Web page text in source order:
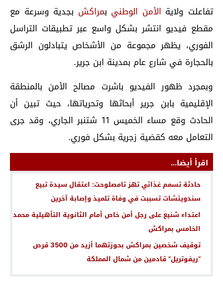
تفاعلت ولاية الأمن الوطني بمراكش بجدية وسرعة مع
مقطع فيديو انتشر بشكل واسع عبر تطبيقات التراسل
الفوري، يظهر مجموعة من الأشخاص يتبادلون الرشق
بالحجارة في شارع عام بمدينة ابن جرير.
وبمجرد ظهور الفيديو باشرت مصالح الأمن بالمنطقة
الإقليمية بابن جرير أبحاثها وتحرياتها، حيث تبين أن
الحادث وقع مساء الخميس 11 شتنبر الجاري، وقد جرى
التعامل معه كقضية زجرية بشكل فوري.
اقرأ أيضا...
حادثة تسمم غذائي تهز تامصلوحت: اعتقال سيدة تبيع
سندويتشات تسببت في وفاة تلميذ وإصابة آخرين
اعتداء شنيع على رجل أمن خاص أمام الثانوية التأهيلية محمد
الخامس بمراكش
توقيف شخصين بمراكش بحوزتهما أزيد من 3500 قرص
“ريفوتريل” قادمين من شمال المملكة